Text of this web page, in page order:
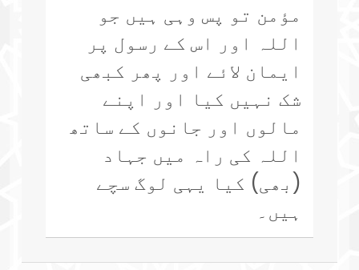
مؤمن تو پس وہی ہیں جو
اللہ اور اس کے رسول پر
ایمان لائے اور پھر کبھی
شک نہیں کیا اور اپنے
مالوں اور جانوں کے ساتھ
اللہ کی راہ میں جہاد
(بھی) کیا یہی لوگ سچے
ہیں۔